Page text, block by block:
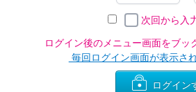
次回から入
ログイン後のメニュー画面をブッ
毎回ログイン画面が表示さ
ログイン